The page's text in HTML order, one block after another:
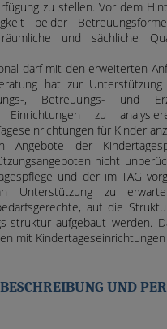
zu stellen. Vor dem
beider
und sächliche
darf mit den erweiterten
hat zur
, Betreuungs- und
Einrichtungen zu
für Kinder
Angebote der
nicht
und der im TAG
Unterstützung zu
auf die
struktur aufgebaut werden.
mit
UND